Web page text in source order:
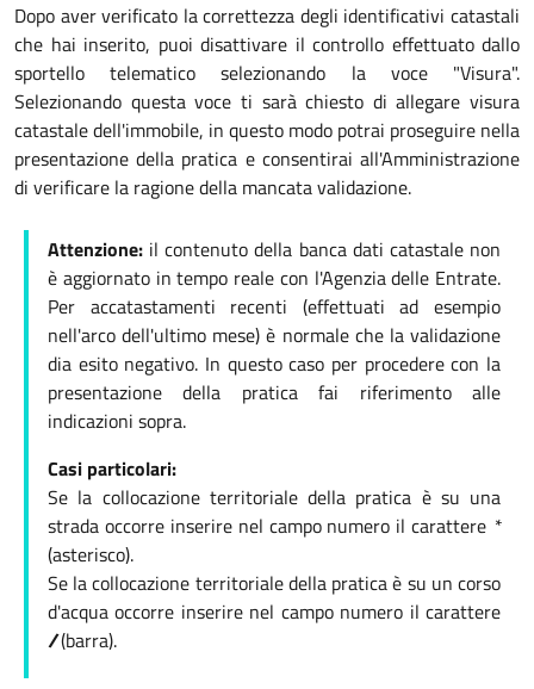
Dopo aver verificato la correttezza degli identificativi catastali
che hai inserito, puoi disattivare il controllo effettuato dallo
sportello telematico selezionando la voce "Visura".
Selezionando questa voce ti sarà chiesto di allegare visura
catastale dell'immobile, in questo modo potrai proseguire nella
presentazione della pratica e consentirai all'Amministrazione
di verificare la ragione della mancata validazione.
Attenzione: il contenuto della banca dati catastale non
è aggiornato in tempo reale con l'Agenzia delle Entrate.
Per accatastamenti recenti (effettuati ad esempio
nell'arco dell'ultimo mese) è normale che la validazione
dia esito negativo. In questo caso per procedere con la
presentazione della pratica fai riferimento alle
indicazioni sopra.
Casi particolari:
Se la collocazione territoriale della pratica è su una
strada occorre inserire nel campo numero il carattere *
(asterisco).
Se la collocazione territoriale della pratica è su un corso
d'acqua occorre inserire nel campo numero il carattere
/(barra).